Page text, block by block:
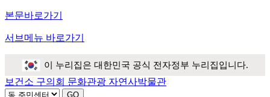
본문바로가기
서브메뉴 바로가기
이 누리집은 대한민국 공식 전자정부 누리집입니다.
보건소 구의회 문화관광 자연사박물관